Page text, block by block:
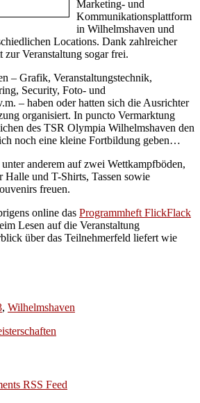
Marketing- und
Kommunikationsplattform
in Wilhelmshaven und
Locations. Dank zahlreicher
zur Veranstaltung sogar frei.
– Grafik, Veranstaltungstechnik,
Security, Foto- und
– haben oder hatten sich die Ausrichter
organisiert. In puncto Vermarktung
des TSR Olympia Wilhelmshaven den
noch eine kleine Fortbildung geben…
anderem auf zwei Wettkampfböden,
Halle und T-Shirts, Tassen sowie
freuen.
online das Programmheft FlickFlack
Lesen auf die Veranstaltung
über das Teilnehmerfeld liefert wie
, Wilhelmshaven
RSS Feed